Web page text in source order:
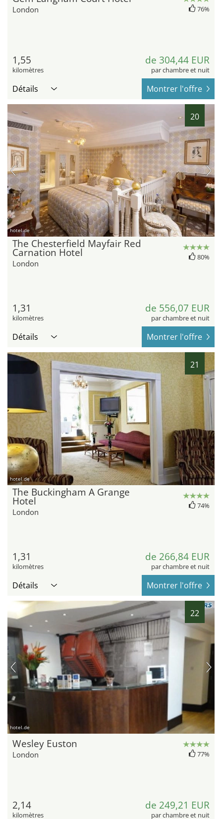
London 76%
1,55
kilomètres
de 304,44 EUR
par chambre et nuit
Détails Montrer l'offre
20
hotel.de
The Chesterfield Mayfair Red
Carnation Hotel
London
80%
1,31
kilomètres
de 556,07 EUR
par chambre et nuit
Détails Montrer l'offre
21
hotel.de
The Buckingham A Grange
Hotel
London
74%
1,31
kilomètres
de 266,84 EUR
par chambre et nuit
Détails Montrer l'offre
22
hotel.de
Wesley Euston
London 77%
2,14
kilomètres
de 249,21 EUR
par chambre et nuit